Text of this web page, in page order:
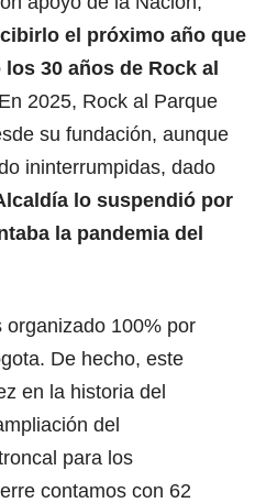
el próximo año que
30 años de Rock al
2025, Rock al Parque
su fundación, aunque
ininterrumpidas, dado
lo suspendió por
la pandemia del
organizado 100% por
. De hecho, este
en la historia del
del
para los
contamos con 62